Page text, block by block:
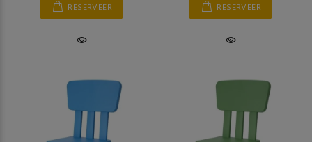
RESERVEER RESERVEER